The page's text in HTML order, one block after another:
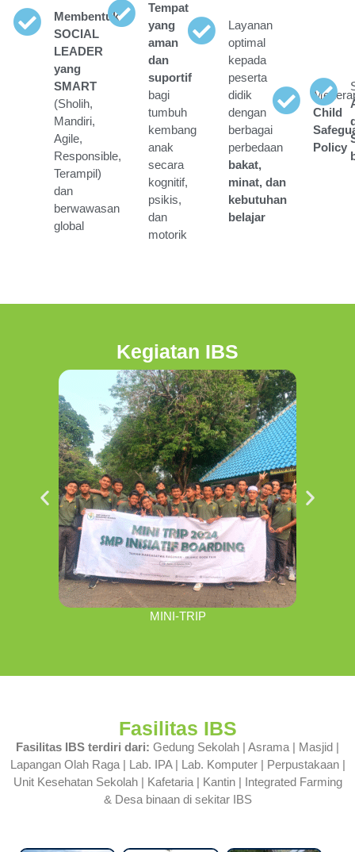
Membentuk
SOCIAL
LEADER
yang
SMART
(Sholih,
Mandiri,
Agile,
Responsible,
Terampil)
dan
berwawasan
global
Tempat
yang
aman
dan
suportif
bagi
tumbuh
kembang
anak
secara
kognitif,
psikis,
dan
motorik
Layanan
optimal
kepada
peserta
didik
dengan
berbagai
perbedaan
bakat,
minat, dan
kebutuhan
belajar
Child
Policy
Kegiatan IBS
MINI-TRIP
Fasilitas IBS
Fasilitas IBS terdiri dari: Gedung Sekolah | Asrama | Masjid |
Lapangan Olah Raga | Lab. IPA | Lab. Komputer | Perpustakaan |
Unit Kesehatan Sekolah | Kafetaria | Kantin | Integrated Farming
& Desa binaan di sekitar IBS